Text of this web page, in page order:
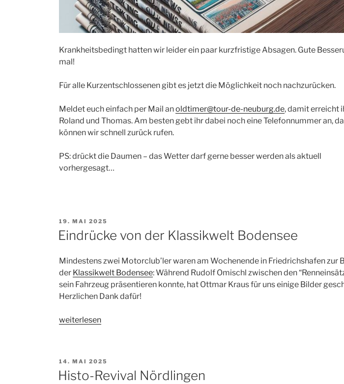
Krankheitsbedingt hatten wir leider ein paar kurzfristige Absagen. Gute
mal!
Für alle Kurzentschlossenen gibt es jetzt die Möglichkeit noch nachzurücken.
Meldet euch einfach per Mail anoldtimer@tour-de-neuburg.de, damit erreicht
Roland und Thomas. Am besten gebt ihr dabei noch eine Telefonnummer an,
können wir schnell zurück rufen.
PS: drückt die Daumen – das Wetter darf gerne besser werden als aktuell
vorhergesagt…
VERÖFFENTLICHT
AM
19. MAI 2025
Eindrücke von der Klassikwelt Bodensee
Mindestens zwei Motorclub’ler waren am Wochenende in Friedrichshafen zur
der Klassikwelt Bodensee: Während Rudolf Omischl zwischen den
sein Fahrzeug präsentieren konnte, hat Ottmar Kraus für uns einige Bilder
Herzlichen Dank dafür!
„Eindrücke
weiterlesen
VERÖFFENTLICHT
AM
14. MAI 2025
Histo-Revival Nördlingen